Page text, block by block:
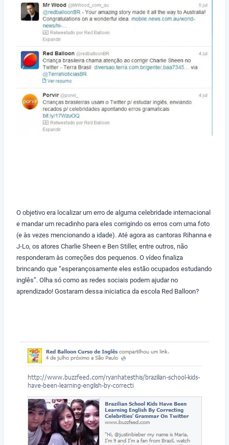
O objetivo era localizar um erro de alguma celebridade internacional
e mandar um recadinho para eles corrigindo os erros com uma foto
(e às vezes mencionando a idade). Até agora as cantoras Rihanna e
J-Lo, os atores Charlie Sheen e Ben Stiller, entre outros, não
responderam às correções dos pequenos. O vídeo finaliza
brincando que “esperançosamente eles estão ocupados estudando
inglês”. Olha só como as redes sociais podem ajudar no
aprendizado! Gostaram dessa iniciatica da escola Red Balloon?